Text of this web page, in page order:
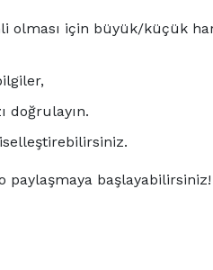
olması için büyük/küçük
doğrulayın.
paylaşmaya başlayabilirsiniz!